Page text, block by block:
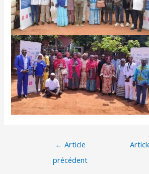
← Article
précédent